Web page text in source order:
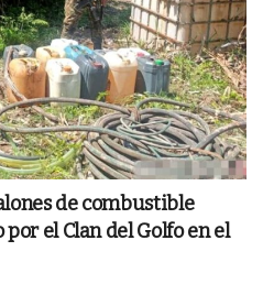
de combustible
el Clan del Golfo en el